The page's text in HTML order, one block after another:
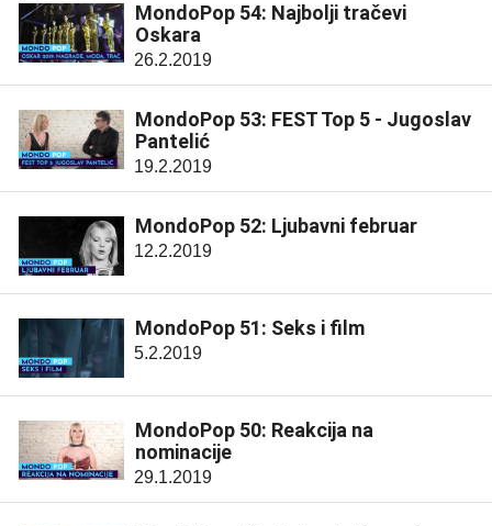
MondoPop 54: Najbolji tračevi
Oskara
26.2.2019
MondoPop 53: FEST Top 5 - Jugoslav
Pantelić
19.2.2019
MondoPop 52: Ljubavni februar
12.2.2019
MondoPop 51: Seks i film
5.2.2019
MondoPop 50: Reakcija na
nominacije
29.1.2019